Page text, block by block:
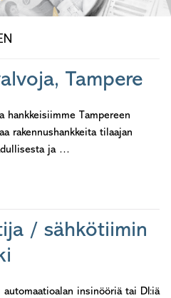
Tampere
hankkeisiimme Tampereen
rakennushankkeita tilaajan
ja …
/ sähkötiimin
insinööriä tai DI:iä